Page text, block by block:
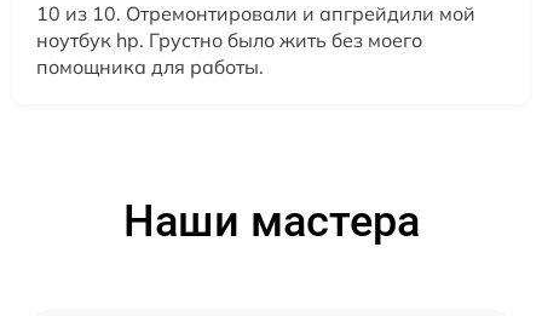
10 из 10. Отремонтировали и апгрейдили мой
ноутбук hp. Грустно было жить без моего
помощника для работы.
Наши мастера